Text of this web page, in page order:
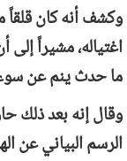
وكشف أنه كان
اغتياله، مشيراً
ما حدث ينم عن سوء
وقال إنه بعد ذلك
الرسم البياني عن